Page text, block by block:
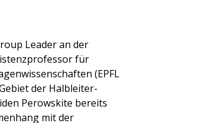
Leader an der
für
(EPFL
der Halbleiter-
Perowskite bereits
mit der